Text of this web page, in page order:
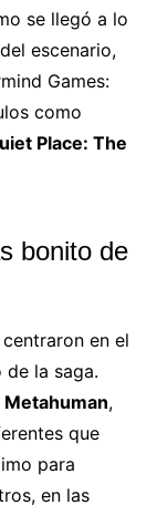
se llegó a lo
escenario,
Games:
como
Place: The
bonito de
en el
la saga.
Metahuman,
que
para
en las